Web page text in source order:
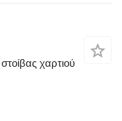
χαρτιού